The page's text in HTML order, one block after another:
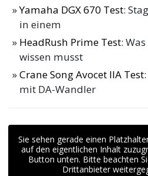
Yamaha DGX 670 Test:
in einem
HeadRush Prime Test:
wissen musst
Crane Song Avocet IIA Test
mit DA-Wandler
Sie sehen gerade einen
auf den eigentlichen Inhalt
Button unten. Bitte beachten
Drittanbieter